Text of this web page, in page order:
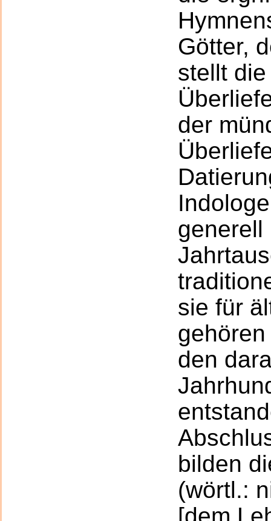
Götter,
stellt
der
generell
sie für
den
bilden
(wörtl.: